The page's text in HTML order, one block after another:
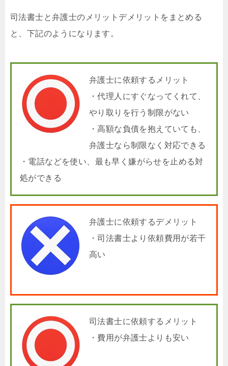
司法書士と弁護士のメリットデメリットをまとめる
と、下記のようになります。
弁護士に依頼するメリット
・代理人にすぐなってくれて、
やり取りを行う制限がない
・高額な負債を抱えていても、
弁護士なら制限なく対応できる
・電話などを使い、最も早く嫌がらせを止める対
処ができる
弁護士に依頼するデメリット
・司法書士より依頼費用が若干
高い
司法書士に依頼するメリット
・費用が弁護士よりも安い